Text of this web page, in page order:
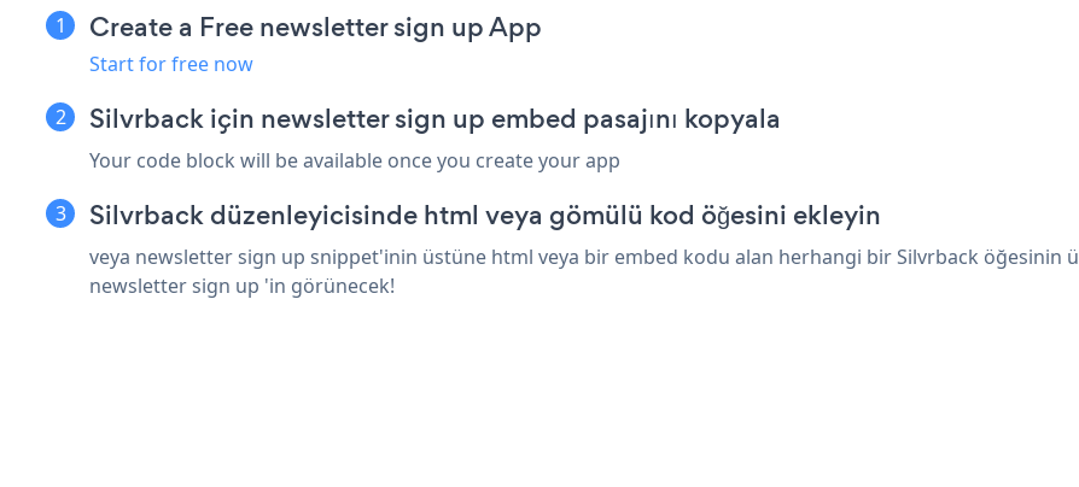
Create a Free newsletter sign up App
Start for free now
Silvrback için newsletter sign up embed pasajını kopyala
Your code block will be available once you create your app
Silvrback düzenleyicisinde html veya gömülü kod öğesini ekleyin
veya newsletter sign up snippet'inin üstüne html veya bir embed kodu alan herhangi bir Silvrback öğesinin
newsletter sign up 'in görünecek!